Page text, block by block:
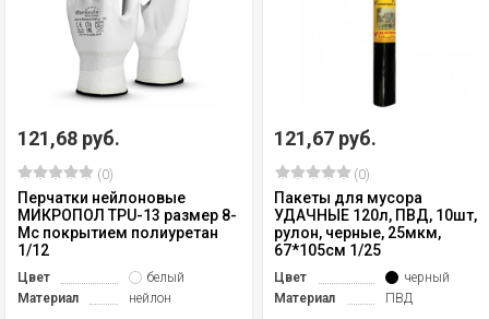
121,68 руб.
(0)
Перчатки нейлоновые
МИКРОПОЛ TPU-13 размер 8-
Мс покрытием полиуретан
1/12
Цвет
белый
Материал
нейлон
121,67 руб.
(0)
Пакеты для мусора
УДАЧНЫЕ 120л, ПВД, 10шт,
рулон, черные, 25мкм,
67*105см 1/25
Цвет
черный
Материал
ПВД